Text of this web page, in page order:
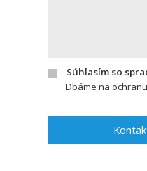
Súhlasím so
Dbáme na